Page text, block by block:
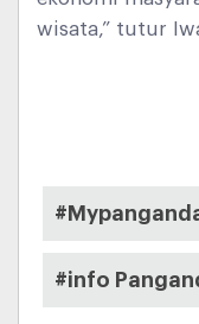
wisata,” tutur
#info